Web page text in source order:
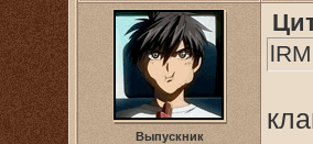
Выпускник